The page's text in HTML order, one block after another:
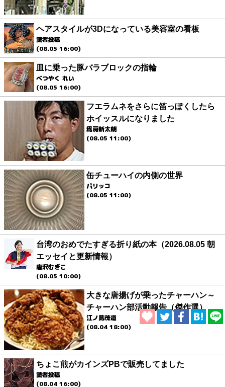
ヘアスタイルが3Dになっている美容室の看板
読者投稿
(08.05 16:00)
皿に乗った豚バラブロックの指輪
べつやく れい
(08.05 16:00)
フエラムネをさらに笛っぽくしたら
ホイッスルになりました
爲房新太朗
(08.05 11:00)
缶チューハイの内側の世界
パリッコ
(08.05 11:00)
台湾のおめでたすぎる折り紙の本（2026.08.05 朝
エッセイと更新情報）
唐沢むぎこ
(08.05 10:00)
大きな唐揚げが乗ったチャーハン～
チャーハン部活動報告（傑作選）
江ノ島茂道
(08.04 18:00)
ちょこ煎がカインズPBで販売してました
読者投稿
(08.04 16:00)